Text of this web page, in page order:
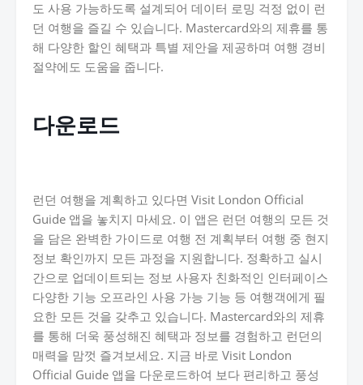
도 사용 가능하도록 설계되어 데이터 로밍 걱정 없이 런
던 여행을 즐길 수 있습니다. Mastercard와의 제휴를 통
해 다양한 할인 혜택과 특별 제안을 제공하며 여행 경비
절약에도 도움을 줍니다.
다운로드
런던 여행을 계획하고 있다면 Visit London Official
Guide 앱을 놓치지 마세요. 이 앱은 런던 여행의 모든 것
을 담은 완벽한 가이드로 여행 전 계획부터 여행 중 현지
정보 확인까지 모든 과정을 지원합니다. 정확하고 실시
간으로 업데이트되는 정보 사용자 친화적인 인터페이스
다양한 기능 오프라인 사용 가능 기능 등 여행객에게 필
요한 모든 것을 갖추고 있습니다. Mastercard와의 제휴
를 통해 더욱 풍성해진 혜택과 정보를 경험하고 런던의
매력을 맘껏 즐겨보세요. 지금 바로 Visit London
Official Guide 앱을 다운로드하여 보다 편리하고 풍성